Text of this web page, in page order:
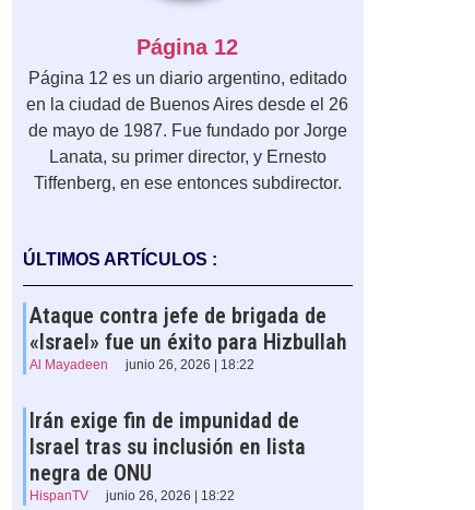
Página 12
Página 12 es un diario argentino, editado
en la ciudad de Buenos Aires desde el 26
de mayo de 1987. Fue fundado por Jorge
Lanata, su primer director, y Ernesto
Tiffenberg, en ese entonces subdirector.
ÚLTIMOS ARTÍCULOS :
Ataque contra jefe de brigada de
«Israel» fue un éxito para Hizbullah
Al Mayadeen junio 26, 2026 | 18:22
Irán exige fin de impunidad de
Israel tras su inclusión en lista
negra de ONU
HispanTV junio 26, 2026 | 18:22